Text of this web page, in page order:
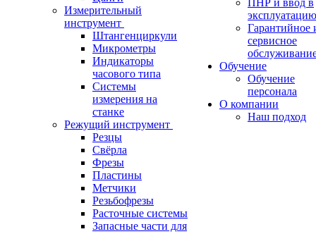
Измерительный
инструмент
Штангенциркули
Микрометры
Индикаторы
часового типа
Системы
измерения на
станке
Режущий инструмент
Резцы
Свёрла
Фрезы
Пластины
Метчики
Резьбофрезы
Расточные системы
Запасные части для
ПНР и ввод в
эксплуатацию
Гарантийное
сервисное
Обучение
Обучение
персонала
О компании
Наш подход